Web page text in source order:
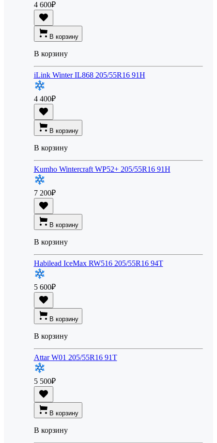
4 600₽
В корзину
В корзину
iLink Winter IL868 205/55R16 91H
4 400₽
В корзину
В корзину
Kumho Wintercraft WP52+ 205/55R16 91H
7 200₽
В корзину
В корзину
Habilead IceMax RW516 205/55R16 94T
5 600₽
В корзину
В корзину
Attar W01 205/55R16 91T
5 500₽
В корзину
В корзину